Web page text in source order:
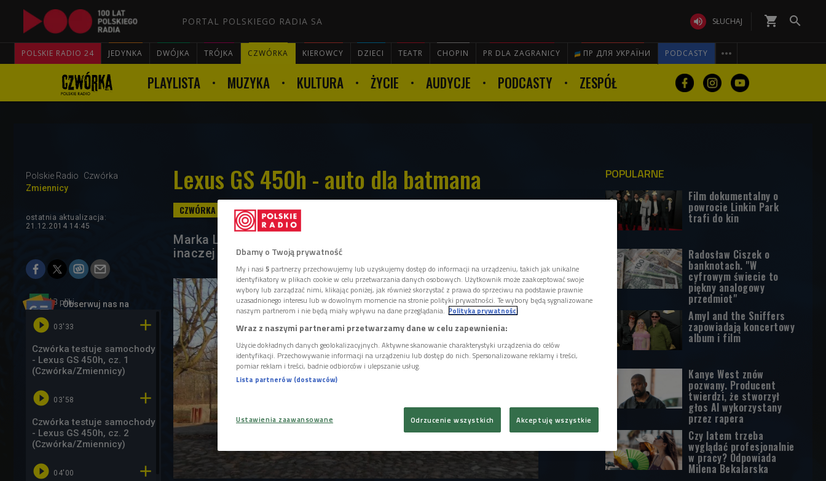
PORTAL POLSKIEGO RADIA SA  SŁUCHAJ shopping_cart 
POLSKIE RADIO 24 JEDYNKA DWÓJKA TRÓJKA CZWÓRKA KIEROWCY DZIECI TEATR CHOPIN PR DLA ZAGRANICY ПР ДЛЯ УКРАЇНИ PODCASTY 

PLAYLISTA MUZYKA KULTURA ŻYCIE AUDYCJE PODCASTY ZESPÓŁ
Polskie Radio
Czwórka
Zmiennicy
Lexus GS 450h - auto dla batmana
ostatnia aktualizacja:
21.12.2014 14:45
Obserwuj nas na
Marka Lexus nieodłącznie kojarzy nam się z luksusem. Nie
inaczej jest przy okazji auta GS 450h.
AUDIO 3 pliki
 03'33 
Czwórka testuje samochody
- Lexus GS 450h, cz. 1
(Czwórka/Zmiennicy)
 03'58 
Czwórka testuje samochody
- Lexus GS 450h, cz. 2
(Czwórka/Zmiennicy)
 04'00 
POPULARNE
Film dokumentalny o
powrocie Linkin Park
trafi do kin
Radosław Ciszek o
banknotach. "W
cyfrowym świecie to
piękny analogowy
przedmiot"
Amyl and the Sniffers
zapowiadają koncertowy
album i film
Kanye West znów
pozwany. Producent
twierdzi, że stworzył
głos AI wykorzystany
przez rapera
Czy latem trzeba
wyglądać profesjonalnie
w pracy? Odpowiada
Milena Bekalarska
Dbamy o Twoją prywatność
My i nasi 5 partnerzy przechowujemy lub uzyskujemy dostęp do informacji na urządzeniu, takich jak unikalne
identyfikatory w plikach cookie w celu przetwarzania danych osobowych. Użytkownik może zaakceptować swoje
wybory lub zarządzać nimi, klikając poniżej, jak również skorzystać z prawa do sprzeciwu na podstawie prawnie
uzasadnionego interesu lub w dowolnym momencie na stronie polityki prywatności. Te wybory będą sygnalizowane
naszym partnerom i nie będą miały wpływu na dane przeglądania. Polityka prywatności
Wraz z naszymi partnerami przetwarzamy dane w celu zapewnienia:
Użycie dokładnych danych geolokalizacyjnych. Aktywne skanowanie charakterystyki urządzenia do celów
identyfikacji. Przechowywanie informacji na urządzeniu lub dostęp do nich. Spersonalizowane reklamy i treści,
pomiar reklam i treści, badnie odbiorców i ulepszanie usług.
Lista partnerów (dostawców)
Ustawienia zaawansowane Odrzucenie wszystkich Akceptuję wszystkie